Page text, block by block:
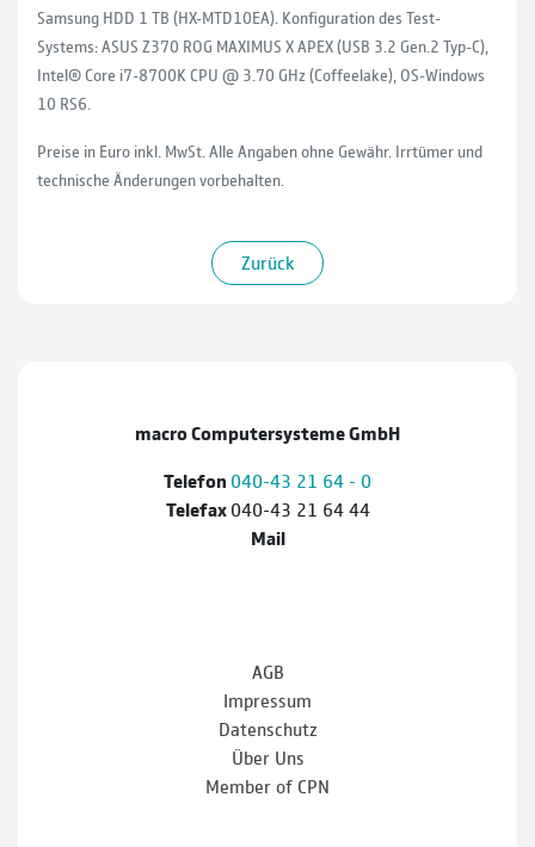
Samsung HDD 1 TB (HX-MTD10EA). Konfiguration des Test-
Systems: ASUS Z370 ROG MAXIMUS X APEX (USB 3.2 Gen.2 Typ-C),
Intel® Core i7-8700K CPU @ 3.70 GHz (Coffeelake), OS-Windows
10 RS6.
Preise in Euro inkl. MwSt. Alle Angaben ohne Gewähr. Irrtümer und
technische Änderungen vorbehalten.
Zurück
macro Computersysteme GmbH
Telefon 040-43 21 64 - 0
Telefax040-43 21 64 44
Mail
AGB
Impressum
Datenschutz
Über Uns
Member of CPN